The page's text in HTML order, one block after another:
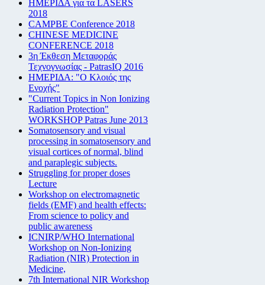
ΗΜΕΡΙΔΑ για τα LASERS
2018
CAMPBE Conference 2018
CHINESE MEDICINE
CONFERENCE 2018
3η Έκθεση Μεταφοράς
Τεχνογνωσίας - PatrasIQ 2016
ΗΜΕΡΙΔΑ: "Ο Κλοιός της
Ενοχής"
"Current Topics in Non Ionizing
Radiation Protection"
WORKSHOP Patras June 2013
Somatosensory and visual
processing in somatosensory and
visual cortices of normal, blind
and paraplegic subjects.
Struggling for proper doses
Lecture
Workshop on electromagnetic
fields (EMF) and health effects:
From science to policy and
public awareness
ICNIRP/WHO International
Workshop on Non-Ionizing
Radiation (NIR) Protection in
Medicine,
7th International NIR Workshop